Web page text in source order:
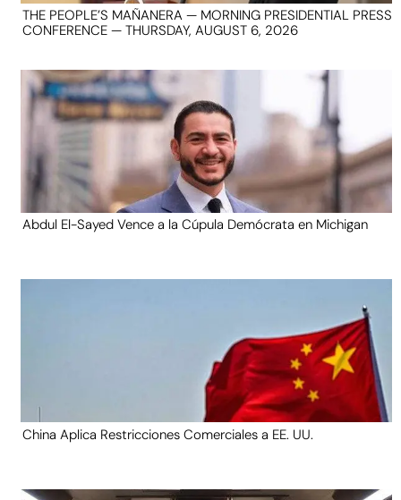
THE PEOPLE’S MAÑANERA — MORNING PRESIDENTIAL PRESS
CONFERENCE — THURSDAY, AUGUST 6, 2026
Abdul El-Sayed Vence a la Cúpula Demócrata en Michigan
China Aplica Restricciones Comerciales a EE. UU.